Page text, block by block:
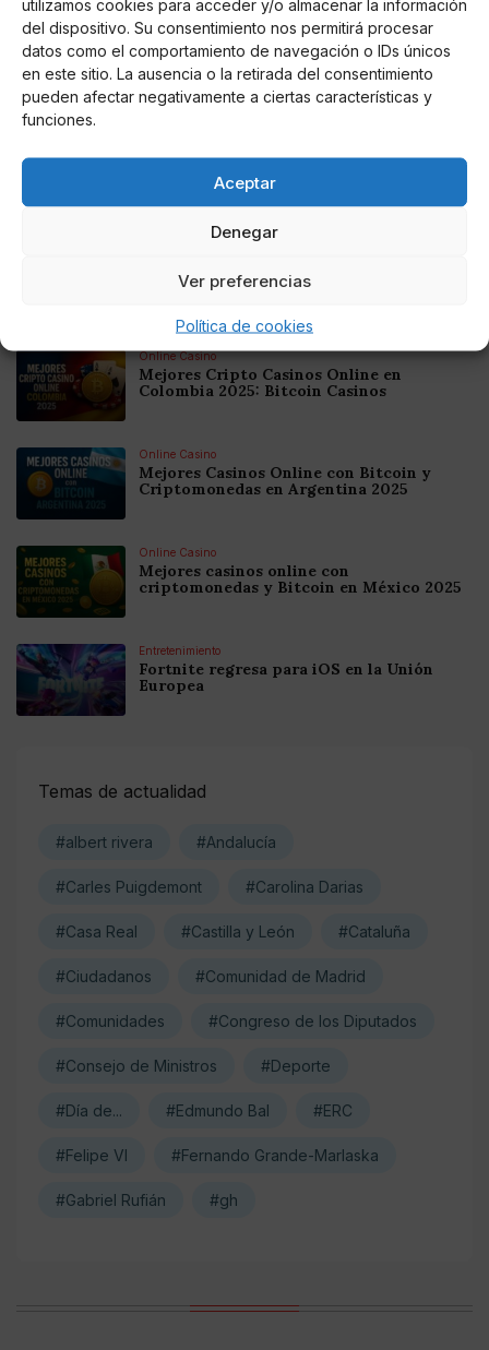
utilizamos cookies para acceder y/o almacenar la información
del dispositivo. Su consentimiento nos permitirá procesar
datos como el comportamiento de navegación o IDs únicos
en este sitio. La ausencia o la retirada del consentimiento
pueden afectar negativamente a ciertas características y
funciones.
Aceptar
Denegar
Ver preferencias
Política de cookies
Miguel P. Montes
Moreno Bonilla promete dotar a Andalucía
de la fiscalidad de Madrid
El candidato del PP a la Junta de Andalucía pide a los
votantes que no se relajen porque puede provocar que la
Noticias relacionadas
Online Casino
Mejores Cripto Casinos Online en
Colombia 2025: Bitcoin Casinos
Online Casino
Mejores Casinos Online con Bitcoin y
Criptomonedas en Argentina 2025
Online Casino
Mejores casinos online con
criptomonedas y Bitcoin en México 2025
Entretenimiento
Fortnite regresa para iOS en la Unión
Europea
Temas de actualidad
#albert rivera #Andalucía
#Carles Puigdemont #Carolina Darias
#Casa Real #Castilla y León #Cataluña
#Ciudadanos #Comunidad de Madrid
#Comunidades #Congreso de los Diputados
#Consejo de Ministros #Deporte
#Día de... #Edmundo Bal #ERC
#Felipe VI #Fernando Grande-Marlaska
#Gabriel Rufián #gh